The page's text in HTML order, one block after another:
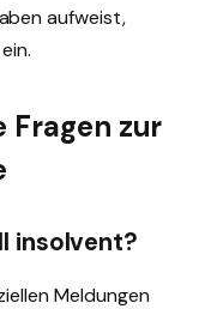
aufweist,
Fragen zur
insolvent?
Meldungen